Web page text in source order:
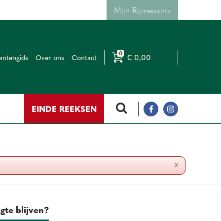
Mijn Rijmenants
Over ons Contact € 0,00
EINDE REEKSEN
x
blijven?